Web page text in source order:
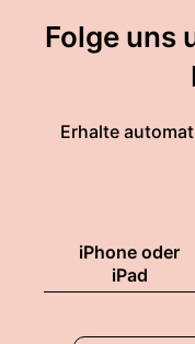
Folge uns
Erhalte
iPhone oder
iPad